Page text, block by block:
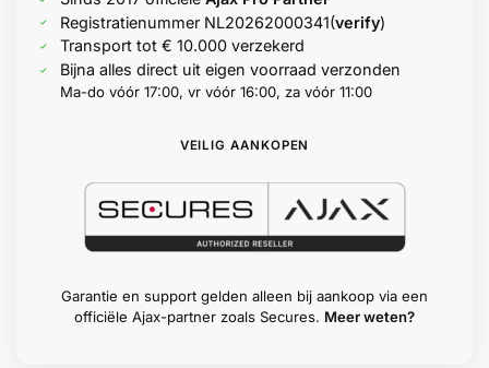
Registratienummer NL20262000341(verify)
Transport tot € 10.000 verzekerd
Bijna alles direct uit eigen voorraad verzonden
Ma-do vóór 17:00, vr vóór 16:00, za vóór 11:00
VEILIG AANKOPEN
Garantie en support gelden alleen bij aankoop via een
officiële Ajax-partner zoals Secures. Meer weten?